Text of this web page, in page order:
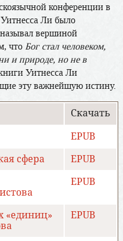
конференции в
Уитнесса Ли было
вершиной
чтоБог стал человеком,
и природе, но не в
Уитнесса Ли
эту важнейшую истину.
Скачать
EPUB
сфера
EPUB
EPUB
«единиц»
EPUB